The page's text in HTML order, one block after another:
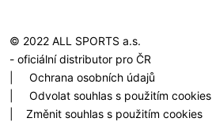
© 2022 ALL SPORTS a.s.
- oficiální distributor pro ČR
Ochrana osobních údajů
Odvolat souhlas s použitím cookies
Změnit souhlas s použitím cookies